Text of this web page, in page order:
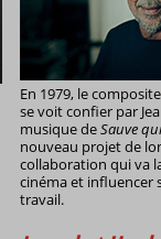
En 1979, le
se voit confier par
musique deSauve
nouveau projet de
collaboration qui va
cinéma et influencer
travail.